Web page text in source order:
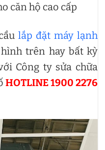
căn hộ cao cấp
lắp đặt máy lạnh
trên hay bất kỳ
Công ty sửa chữa
HOTLINE 1900 2276